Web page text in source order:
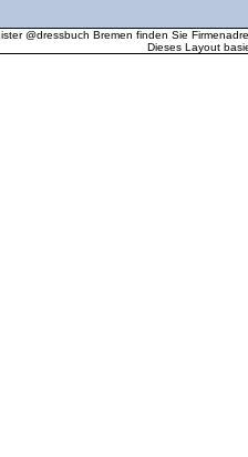
@dressbuch Bremen finden Sie
Dieses Layout